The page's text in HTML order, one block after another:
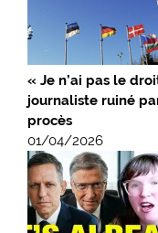
« Je n’ai pas le
journaliste ruiné
procès
01/04/2026